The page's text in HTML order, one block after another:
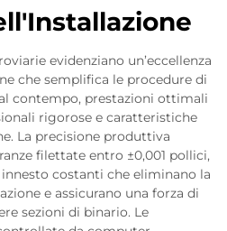
evidenziano un’eccellenza
che semplifica le procedure di
contempo, prestazioni ottimali
rigorose e caratteristiche
La precisione produttiva
filettate entro ±0,001 pollici,
costanti che eliminano la
e assicurano una forza di
sezioni di binario. Le